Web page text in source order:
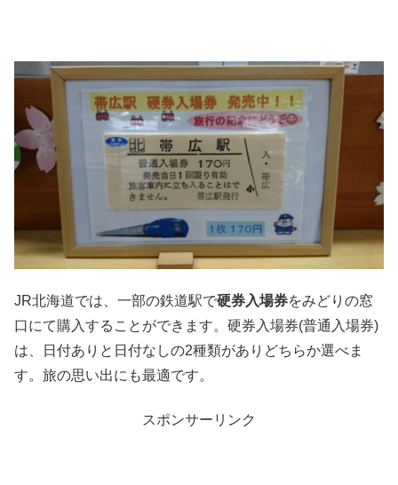
JR北海道では、一部の鉄道駅で硬券入場券をみどりの窓
口にて購入することができます。硬券入場券(普通入場券)
は、日付ありと日付なしの2種類がありどちらか選べま
す。旅の思い出にも最適です。
スポンサーリンク